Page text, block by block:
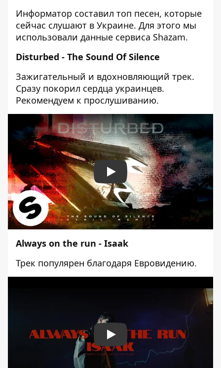
Информатор составил топ песен, которые
сейчас слушают в Украине. Для этого мы
использовали данные сервиса Shazam.
Disturbed - The Sound Of Silence
Зажигательный и вдохновляющий трек.
Сразу покорил сердца украинцев.
Рекомендуем к прослушиванию.
Play
Always on the run - Isaak
Трек популярен благодаря Евровидению.
Play